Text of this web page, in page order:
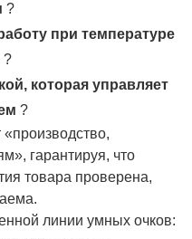
?
при температуре
?
которая управляет
?
гарантируя, что
товара проверена,